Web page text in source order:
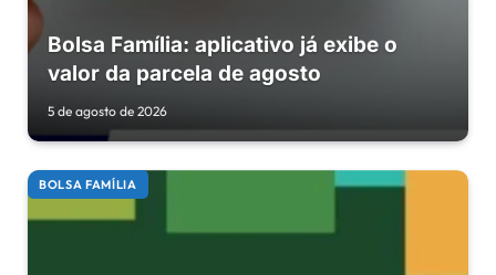
Bolsa Família: aplicativo já exibe o
valor da parcela de agosto
5 de agosto de 2026
BOLSA FAMÍLIA